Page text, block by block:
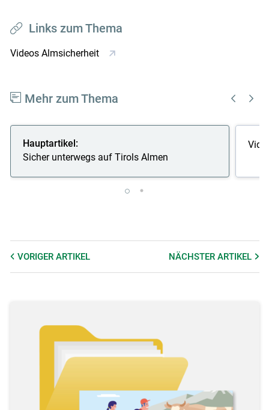
Links zum Thema
Videos Almsicherheit
Mehr zum Thema
Hauptartikel:
Sicher unterwegs auf Tirols Almen
VORIGER ARTIKEL NÄCHSTERARTIKEL